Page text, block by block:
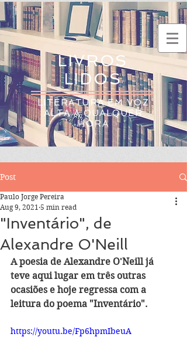
LIVROS
LIDOS
LITERATURA EM VOZ
ALTA A QUALQUER
HORA
Post
"Inventário", de
Alexandre O'Neill
Paulo Jorge Pereira
Aug 9, 2021 5 min read
A poesia de Alexandre O'Neill já
teve aqui lugar em três outras
ocasiões e hoje regressa com a
leitura do poema "Inventário".
https://youtu.be/Fp6hpmIbeuA